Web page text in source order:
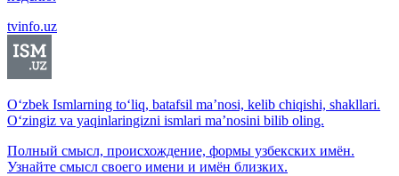
tvinfo.uz
O‘zbek Ismlarning to‘liq, batafsil ma’nosi, kelib chiqishi, shakllari.
O‘zingiz va yaqinlaringizni ismlari ma’nosini bilib oling.
Полный смысл, происхождение, формы узбекских имён.
Узнайте смысл своего имени и имён близких.